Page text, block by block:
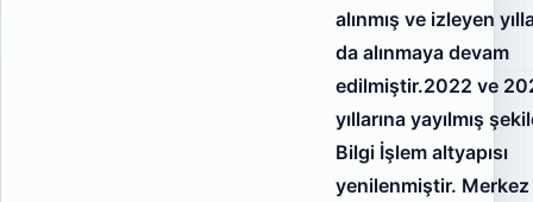
alınmış ve izleyen
da alınmaya devam
edilmiştir.2022 ve
yıllarına yayılmış
Bilgi İşlem altyapısı
yenilenmiştir. Merkez